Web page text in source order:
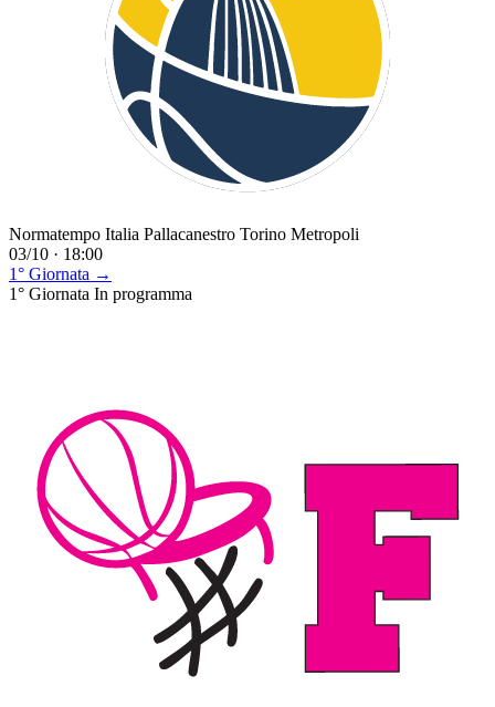
Normatempo Italia Pallacanestro Torino Metropoli
03/10 · 18:00
1° Giornata →
1° Giornata In programma